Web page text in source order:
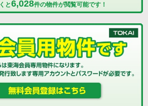
と6,028件の物件が閲覧可能です！